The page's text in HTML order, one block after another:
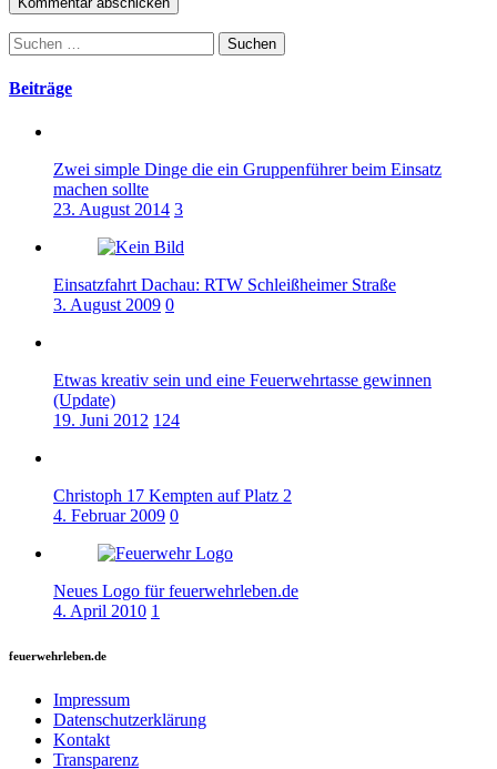
Suchen
nach:
Beiträge
Zwei simple Dinge die ein Gruppenführer beim Einsatz
machen sollte
23. August 2014 3
Einsatzfahrt Dachau: RTW Schleißheimer Straße
3. August 2009 0
Etwas kreativ sein und eine Feuerwehrtasse gewinnen
(Update)
19. Juni 2012 124
Christoph 17 Kempten auf Platz 2
4. Februar 2009 0
Neues Logo für feuerwehrleben.de
4. April 2010 1
feuerwehrleben.de
Impressum
Datenschutzerklärung
Kontakt
Transparenz